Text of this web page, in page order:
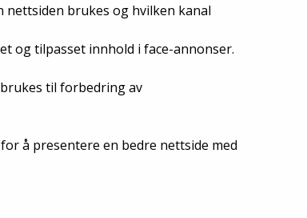
nettsiden brukes og hvilken kanal
og tilpasset innhold i face-annonser.
til forbedring av
å presentere en bedre nettside med